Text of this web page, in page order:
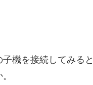
機を接続してみる